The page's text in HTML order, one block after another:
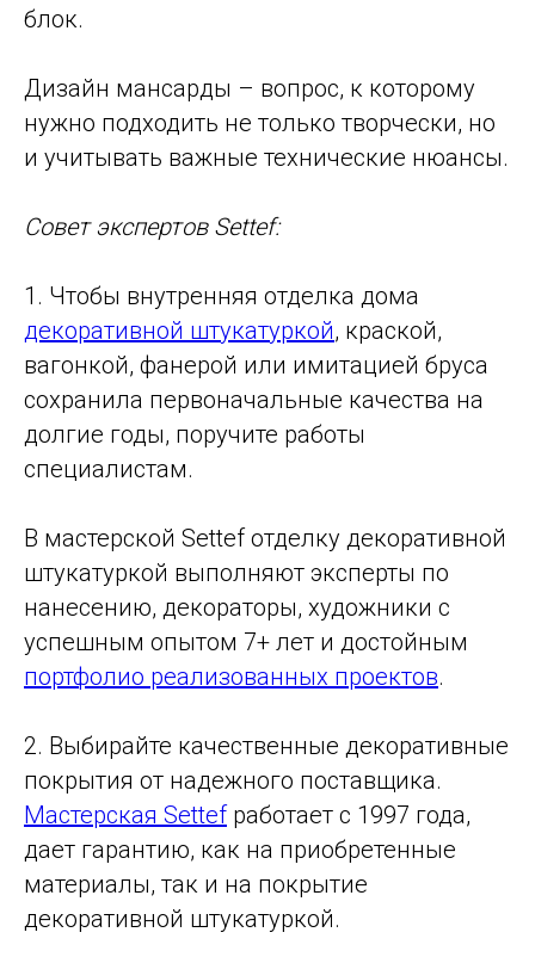
блок.
Дизайн мансарды – вопрос, к которому
нужно подходить не только творчески, но
и учитывать важные технические нюансы.
Совет экспертов Settef:
1. Чтобы внутренняя отделка дома
декоративной штукатуркой, краской,
вагонкой, фанерой или имитацией бруса
сохранила первоначальные качества на
долгие годы, поручите работы
специалистам.
В мастерской Settef отделку декоративной
штукатуркой выполняют эксперты по
нанесению, декораторы, художники с
успешным опытом 7+ лет и достойным
портфолио реализованных проектов.
2. Выбирайте качественные декоративные
покрытия от надежного поставщика.
Мастерская Settefработает с 1997 года,
дает гарантию, как на приобретенные
материалы, так и на покрытие
декоративной штукатуркой.